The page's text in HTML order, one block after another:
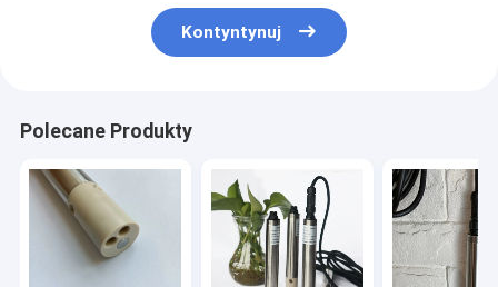
Kontyntynuj
Polecane Produkty